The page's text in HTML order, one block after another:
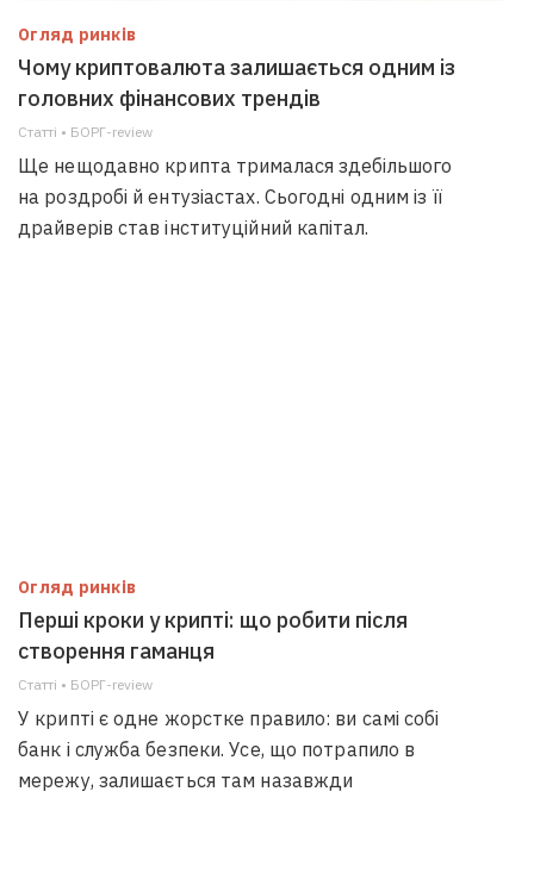
Огляд ринків
Чому криптовалюта залишається одним із
головних фінансових трендів
Статті • БОРГ-review
Ще нещодавно крипта трималася здебільшого
на роздробі й ентузіастах. Сьогодні одним із її
драйверів став інституційний капітал.
Огляд ринків
Перші кроки у крипті: що робити після
створення гаманця
Статті • БОРГ-review
У крипті є одне жорстке правило: ви самі собі
банк і служба безпеки. Усе, що потрапило в
мережу, залишається там назавжди